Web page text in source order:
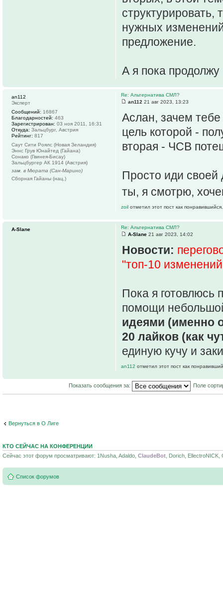
структурировать,
нужных
предложение.
А я пока
Re: Альтернатива СМЛ?
an112 21 авг 2023, 13:23
Аслан, зачем тебе
цель которой -
вторая - ЧСВ
Просто иди своей
ты, я смотрю,
zoil отметил этот пост как понравившийся.
an112
Эксперт
Сообщений: 16867
Благодарностей: 463
Зарегистрирован: 03 ноя 2011, 16:31
Откуда: Зальцбург, Австрия
Рейтинг: 817
Саут Сити Роялс (Новая Зеландия)
Эннс Грув Юнайтед (Гайана)
Сонако (Гвинея-Бисау)
Зальцбургер АК 1914 (Австрия)
зам. в Мюрата (Сан-Марино)
Сборная Гайаны (нац.)
Re: Альтернатива СМЛ?
A-Slane 21 авг 2023, 14:02
Новости:
"топ-10
Пока я готовлюсь
помощи
идеями (именно
20 лайков (как
единую кучу и
an112 отметил этот пост как
A-Slane
Показать сообщения за: Поле
Вернуться в О Лиге
КТО СЕЙЧАС НА КОНФЕРЕНЦИИ
Сейчас этот форум просматривают: 1Nusha, Adaldo, ClaudeBot , Dorich,
Список форумов